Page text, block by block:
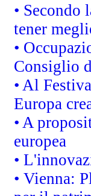
• Secondo
tener
•
Consiglio
• Al
Europa
• A
europea
•
• Vienna: